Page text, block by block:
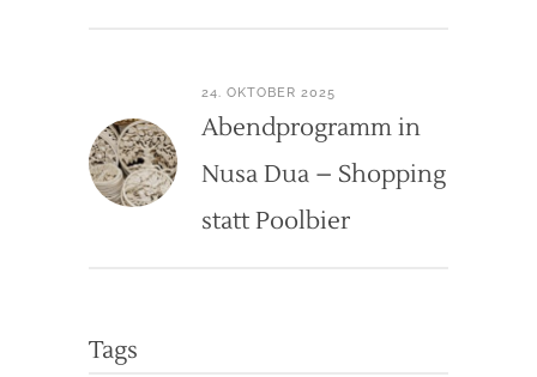
24. OKTOBER 2025
Abendprogramm in
Nusa Dua – Shopping
statt Poolbier
Tags